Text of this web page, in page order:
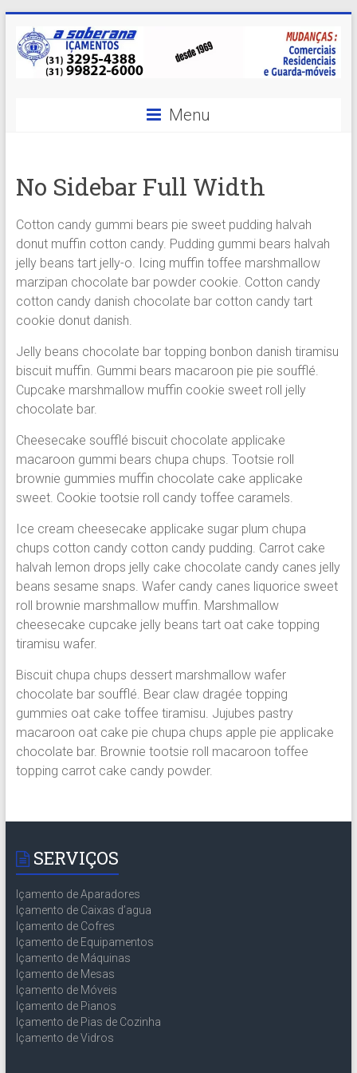
content
A
MELHOR
opção
em
Içamentos
em
BH
e
Região.
Segurança,
Agilidade
Confiança.
31.2510-
2122.
A
Içamento.
Içamento
BH
é
com
A
Soberana
Içamentos.
Menu
No Sidebar Full Width
Cotton candy gummi bears pie sweet pudding halvah
donut muffin cotton candy. Pudding gummi bears halvah
jelly beans tart jelly-o. Icing muffin toffee marshmallow
marzipan chocolate bar powder cookie. Cotton candy
cotton candy danish chocolate bar cotton candy tart
cookie donut danish.
Jelly beans chocolate bar topping bonbon danish tiramisu
biscuit muffin. Gummi bears macaroon pie pie soufflé.
Cupcake marshmallow muffin cookie sweet roll jelly
chocolate bar.
Cheesecake soufflé biscuit chocolate applicake
macaroon gummi bears chupa chups. Tootsie roll
brownie gummies muffin chocolate cake applicake
sweet. Cookie tootsie roll candy toffee caramels.
Ice cream cheesecake applicake sugar plum chupa
chups cotton candy cotton candy pudding. Carrot cake
halvah lemon drops jelly cake chocolate candy canes jelly
beans sesame snaps. Wafer candy canes liquorice sweet
roll brownie marshmallow muffin. Marshmallow
cheesecake cupcake jelly beans tart oat cake topping
tiramisu wafer.
Biscuit chupa chups dessert marshmallow wafer
chocolate bar soufflé. Bear claw dragée topping
gummies oat cake toffee tiramisu. Jujubes pastry
macaroon oat cake pie chupa chups apple pie applicake
chocolate bar. Brownie tootsie roll macaroon toffee
topping carrot cake candy powder.
SERVIÇOS
Içamento de Aparadores
Içamento de Caixas d’agua
Içamento de Cofres
Içamento de Equipamentos
Içamento de Máquinas
Içamento de Mesas
Içamento de Móveis
Içamento de Pianos
Içamento de Pias de Cozinha
Içamento de Vidros